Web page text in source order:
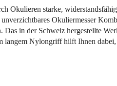
Okulieren starke,
Okuliermesser
in der Schweiz hergestellte
Nylongriff hilft Ihnen dabei,